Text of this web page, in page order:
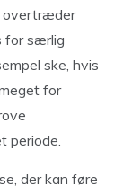
overtræder
for særlig
ske, hvis
for
periode.
der kan føre